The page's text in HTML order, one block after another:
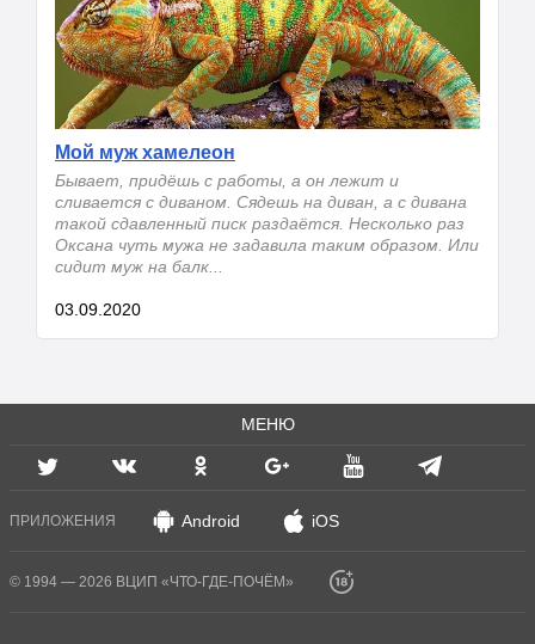
Мой муж хамелеон
Бывает, придёшь с работы, а он лежит и
сливается с диваном. Сядешь на диван, а с дивана
такой сдавленный писк раздаётся. Несколько раз
Оксана чуть мужа не задавила таким образом. Или
сидит муж на балк...
03.09.2020
МЕНЮ
ПРИЛОЖЕНИЯ Android iOS
© 1994 — 2026 ВЦИП «ЧТО-ГДЕ-ПОЧЁМ»